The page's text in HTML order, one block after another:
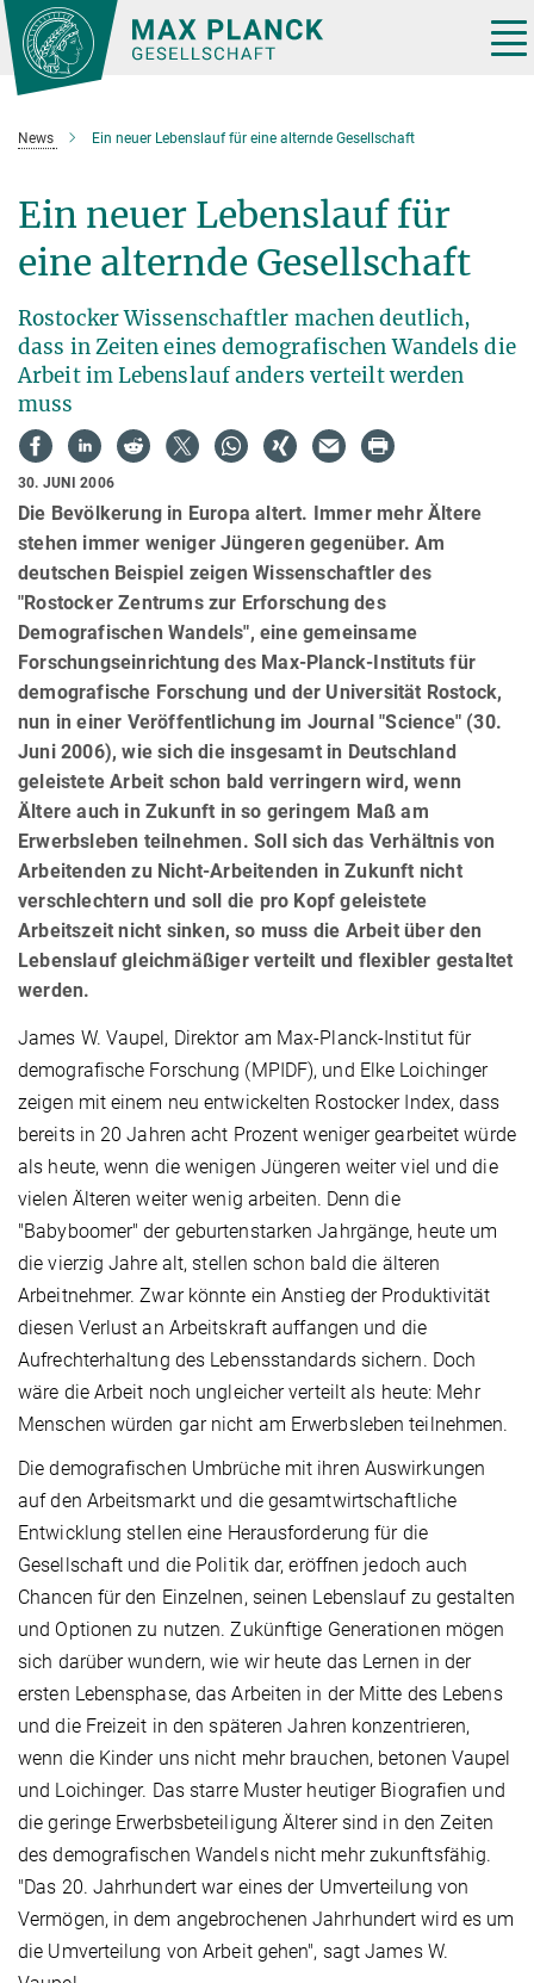
Hauptinhalt
News Ein neuer Lebenslauf für eine alternde Gesellschaft
Ein neuer Lebenslauf für
eine alternde Gesellschaft
Rostocker Wissenschaftler machen deutlich,
dass in Zeiten eines demografischen Wandels die
Arbeit im Lebenslauf anders verteilt werden
muss
30. JUNI 2006
Die Bevölkerung in Europa altert. Immer mehr Ältere
stehen immer weniger Jüngeren gegenüber. Am
deutschen Beispiel zeigen Wissenschaftler des
"Rostocker Zentrums zur Erforschung des
Demografischen Wandels", eine gemeinsame
Forschungseinrichtung des Max-Planck-Instituts für
demografische Forschung und der Universität Rostock,
nun in einer Veröffentlichung im Journal "Science" (30.
Juni 2006), wie sich die insgesamt in Deutschland
geleistete Arbeit schon bald verringern wird, wenn
Ältere auch in Zukunft in so geringem Maß am
Erwerbsleben teilnehmen. Soll sich das Verhältnis von
Arbeitenden zu Nicht-Arbeitenden in Zukunft nicht
verschlechtern und soll die pro Kopf geleistete
Arbeitszeit nicht sinken, so muss die Arbeit über den
Lebenslauf gleichmäßiger verteilt und flexibler gestaltet
werden.
James W. Vaupel, Direktor am Max-Planck-Institut für
demografische Forschung (MPIDF), und Elke Loichinger
zeigen mit einem neu entwickelten Rostocker Index, dass
bereits in 20 Jahren acht Prozent weniger gearbeitet würde
als heute, wenn die wenigen Jüngeren weiter viel und die
vielen Älteren weiter wenig arbeiten. Denn die
"Babyboomer" der geburtenstarken Jahrgänge, heute um
die vierzig Jahre alt, stellen schon bald die älteren
Arbeitnehmer. Zwar könnte ein Anstieg der Produktivität
diesen Verlust an Arbeitskraft auffangen und die
Aufrechterhaltung des Lebensstandards sichern. Doch
wäre die Arbeit noch ungleicher verteilt als heute: Mehr
Menschen würden gar nicht am Erwerbsleben teilnehmen.
Die demografischen Umbrüche mit ihren Auswirkungen
auf den Arbeitsmarkt und die gesamtwirtschaftliche
Entwicklung stellen eine Herausforderung für die
Gesellschaft und die Politik dar, eröffnen jedoch auch
Chancen für den Einzelnen, seinen Lebenslauf zu gestalten
und Optionen zu nutzen. Zukünftige Generationen mögen
sich darüber wundern, wie wir heute das Lernen in der
ersten Lebensphase, das Arbeiten in der Mitte des Lebens
und die Freizeit in den späteren Jahren konzentrieren,
wenn die Kinder uns nicht mehr brauchen, betonen Vaupel
und Loichinger. Das starre Muster heutiger Biografien und
die geringe Erwerbsbeteiligung Älterer sind in den Zeiten
des demografischen Wandels nicht mehr zukunftsfähig.
"Das 20. Jahrhundert war eines der Umverteilung von
Vermögen, in dem angebrochenen Jahrhundert wird es um
die Umverteilung von Arbeit gehen", sagt James W.